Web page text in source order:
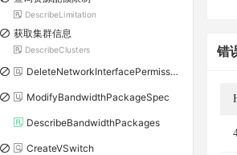
DescribeLimitation
获取集群信息
DescribeClusters
DeleteNetworkInterfacePermission
ModifyBandwidthPackageSpec
DescribeBandwidthPackages
CreateVSwitch
错